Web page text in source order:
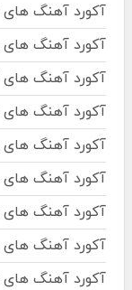
آکورد آهنگ
آکورد آهنگ های
آکورد آهنگ های
آکورد آهنگ های
آکورد آهنگ
آکورد آهنگ های
آکورد آهنگ های
آکورد آهنگ
آکورد آهنگ های